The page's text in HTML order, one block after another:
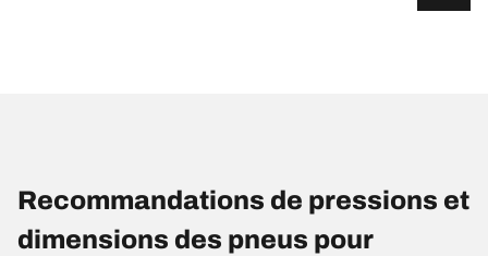
Recommandations de pressions et
dimensions des pneus pour